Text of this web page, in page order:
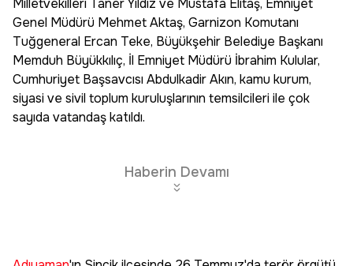
Milletvekilleri Taner Yıldız ve Mustafa Elitaş, Emniyet
Genel Müdürü Mehmet Aktaş, Garnizon Komutanı
Tuğgeneral Ercan Teke, Büyükşehir Belediye Başkanı
Memduh Büyükkılıç, İl Emniyet Müdürü İbrahim Kulular,
Cumhuriyet Başsavcısı Abdulkadir Akın, kamu kurum,
siyasi ve sivil toplum kuruluşlarının temsilcileri ile çok
sayıda vatandaş katıldı.
Haberin Devamı